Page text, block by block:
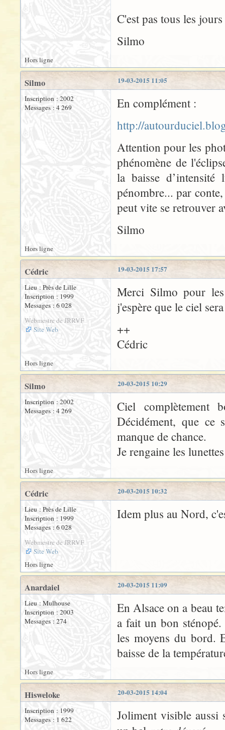
C'est pas tous les
Silmo
Hors ligne
19-03-2015 11:05
Silmo
Inscription : 2002
Messages : 4 269
En complément :
http://
Attention pour les
phénomène de
la baisse
pénombre... par
peut vite se retrouver
Silmo
Hors ligne
19-03-2015 17:57
Cédric
Lieu : Près de Lille
Inscription : 1999
Messages : 6 028
Webmestre de JRRVF
Site Web
Merci Silmo pour
j'espère que le ciel
++
Cédric
Hors ligne
20-03-2015 10:29
Silmo
Inscription : 2002
Messages : 4 269
Ciel complètement
Décidément, que
manque de chance.
Je rengaine les
Hors ligne
20-03-2015 10:32
Cédric
Lieu : Près de Lille
Inscription : 1999
Messages : 6 028
Webmestre de JRRVF
Site Web
Idem plus au Nord,
Hors ligne
20-03-2015 11:09
Anardaiel
Lieu : Mulhouse
Inscription : 2003
Messages : 274
En Alsace on a beau
a fait un bon
les moyens du bord.
baisse de la
Hors ligne
20-03-2015 14:04
Hisweloke
Inscription : 1999
Messages : 1 622
Joliment visible aussi